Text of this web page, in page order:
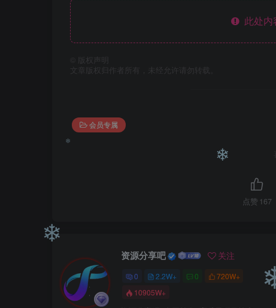
此处
版权声明
文章版权归作者所有，未经允许请勿转载。
会员专属
点赞 167
资源分享吧 关注
0 2.2W+ 0
720W+
10905W+